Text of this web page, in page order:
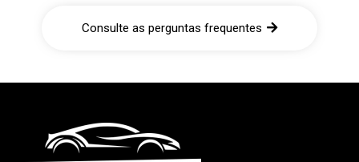
Consulte as perguntas frequentes